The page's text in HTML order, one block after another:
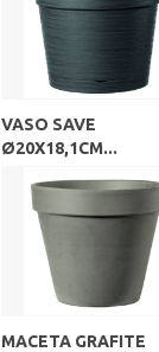
VASO SAVE
Ø20X18,1CM...
MACETA GRAFITE